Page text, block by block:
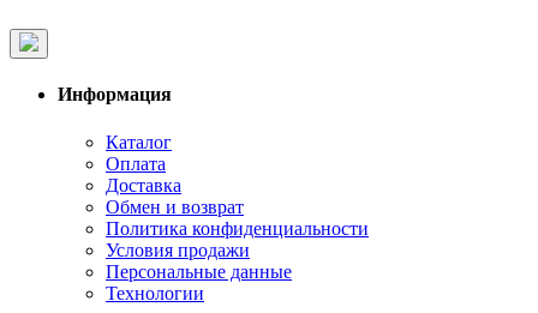
Информация
Каталог
Оплата
Доставка
Обмен и возврат
Политика конфиденциальности
Условия продажи
Персональные данные
Технологии